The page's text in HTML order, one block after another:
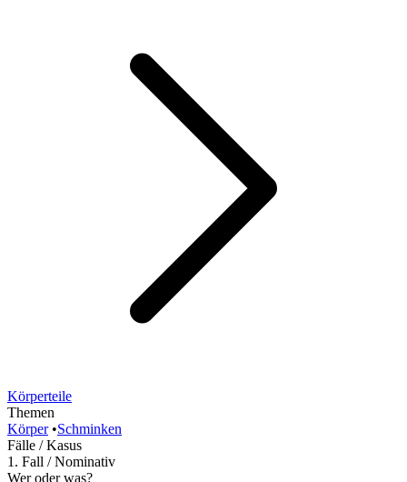
Körperteile
Themen
Körper •Schminken
Fälle / Kasus
1. Fall / Nominativ
Wer oder was?